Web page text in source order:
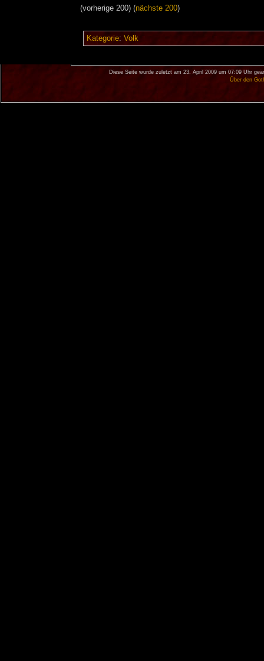
(vorherige 200) (nächste 200)
Kategorie: Volk
Diese Seite wurde zuletzt am 23. April 2009 um 07:09 Uhr
Über den